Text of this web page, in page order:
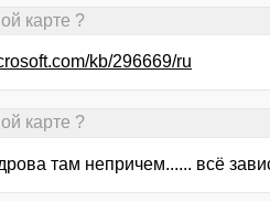
карте ?
kb/296669/ru
карте ?
там непричем...... всё